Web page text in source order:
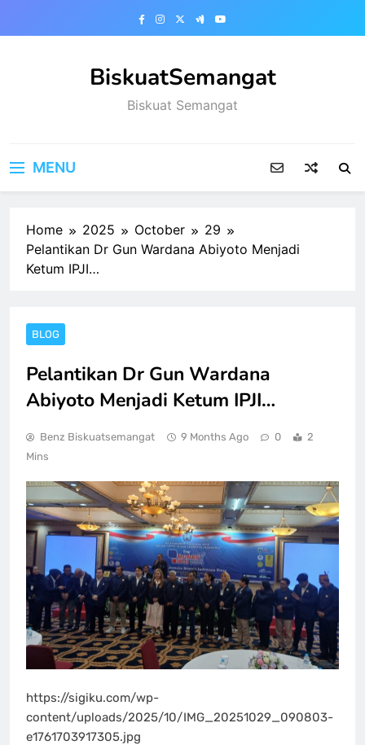
BiskuatSemangat
Biskuat Semangat
MENU
Home 2025 October
29
Pelantikan Dr Gun Wardana Abiyoto Menjadi
Ketum IPJI…
BLOG
Pelantikan Dr Gun Wardana
Abiyoto Menjadi Ketum IPJI…
Benz Biskuatsemangat 9 Months Ago 0
2
Mins
https://sigiku.com/wp-
content/uploads/2025/10/IMG_20251029_090803-
e1761703917305.jpg